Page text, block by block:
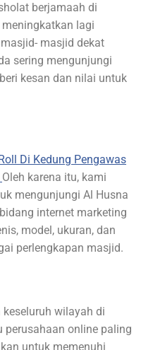
berjamaah di
lagi
masjid dekat
sering mengunjungi
kesan dan nilai untuk
Di Kedung Pengawas
Oleh karena itu, kami
mengunjungi Al Husna
internet marketing
model, ukuran, dan
perlengkapan masjid.
wilayah di
perusahaan online paling
untuk memenuhi